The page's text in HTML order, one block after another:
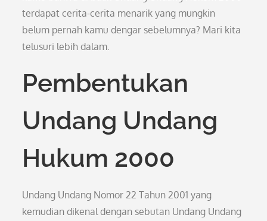
terdapat cerita-cerita menarik yang mungkin
belum pernah kamu dengar sebelumnya? Mari kita
telusuri lebih dalam.
Pembentukan
Undang Undang
Hukum 2000
Undang Undang Nomor 22 Tahun 2001 yang
kemudian dikenal dengan sebutan Undang Undang